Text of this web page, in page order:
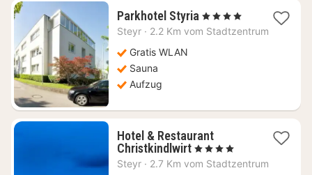
Parkhotel Styria 1
Nacht
, 4 Sterne
Steyr · 2.2 Km vom Stadtzentrum
Gratis WLAN
Sauna
Aufzug
Hotel & Restaurant
Christkindlwirt1
Nacht
, 4 Sterne
Steyr · 2.7 Km vom Stadtzentrum